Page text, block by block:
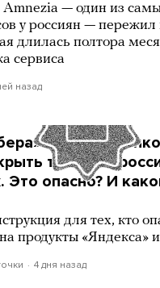
— один из
у россиян —
длилась полтора
сервиса
назад
и других
только в
Это опасно? И
для тех, кто
продукты «Яндекса»
4 дня назад